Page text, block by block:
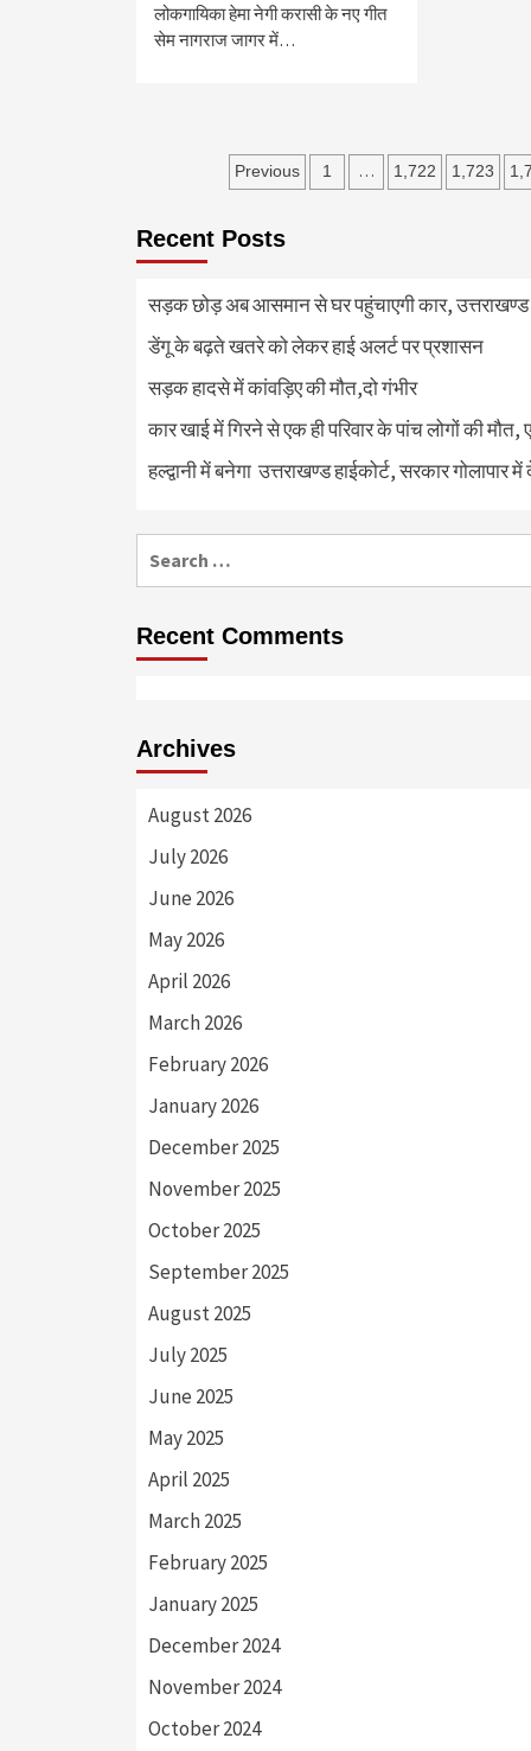
लोकगायिका हेमा नेगी करासी के नए गीत
सेम नागराज जागर में…
Posts
Previous 1 … 1,722 1,723
Recent Posts
सड़क छोड़ अब आसमान से घर पहुंचाएगी कार,
डेंगू के बढ़ते खतरे को लेकर हाई अलर्ट पर प्रशासन
सड़क हादसे में कांवड़िए की मौत,दो गंभीर
कार खाई में गिरने से एक ही परिवार के पांच लोगों की मौत,
हल्द्वानी में बनेगा उत्तराखण्ड हाईकोर्ट, सरकार गोलापार
for:
Recent Comments
Archives
August 2026
July 2026
June 2026
May 2026
April 2026
March 2026
February 2026
January 2026
December 2025
November 2025
October 2025
September 2025
August 2025
July 2025
June 2025
May 2025
April 2025
March 2025
February 2025
January 2025
December 2024
November 2024
October 2024